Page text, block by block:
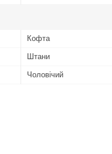
Кофта
Штани
Чоловічий